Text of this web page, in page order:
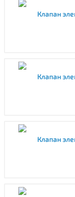
Клапан
Клапан
Клапан